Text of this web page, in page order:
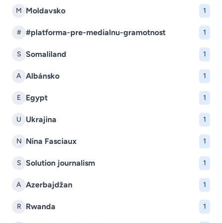
M Moldavsko 1
# #platforma-pre-medialnu-gramotnost 1
S Somaliland 1
A Albánsko 1
E Egypt 1
U Ukrajina 1
N Nina Fasciaux 1
S Solution journalism 1
A Azerbajdžan 1
R Rwanda 1